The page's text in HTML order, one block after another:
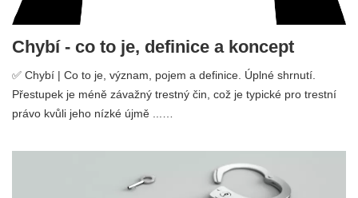
Chybí - co to je, definice a koncept
✅ Chybí | Co to je, význam, pojem a definice. Úplné shrnutí.
Přestupek je méně závažný trestný čin, což je typické pro trestní
právo kvůli jeho nízké újmě ...…